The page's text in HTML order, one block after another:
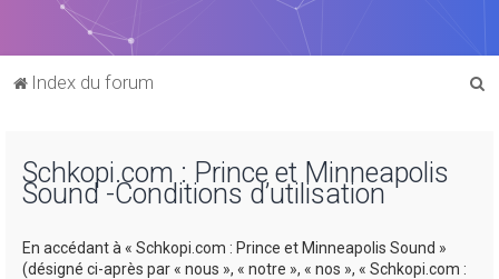
Index du forum
Schkopi.com : Prince et Minneapolis
Sound -Conditions d’utilisation
En accédant à « Schkopi.com : Prince et Minneapolis Sound »
(désigné ci-après par « nous », « notre », « nos », « Schkopi.com :